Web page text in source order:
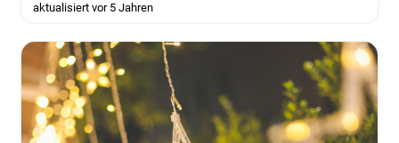
aktualisiert vor 5 Jahren